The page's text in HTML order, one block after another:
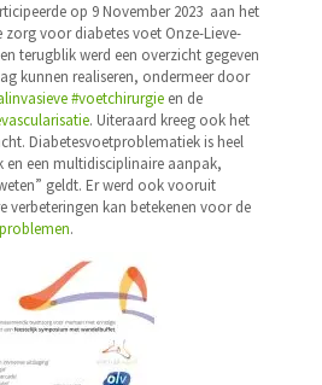
op 9 November 2023 aan het
voor diabetes voet Onze-Lieve-
terugblik werd een overzicht gegeven
kunnen realiseren, ondermeer door
#voetchirurgie en de
. Uiteraard kreeg ook het
Diabetesvoetproblematiek is heel
en een multidisciplinaire aanpak,
geldt. Er werd ook vooruit
verbeteringen kan betekenen voor de
.